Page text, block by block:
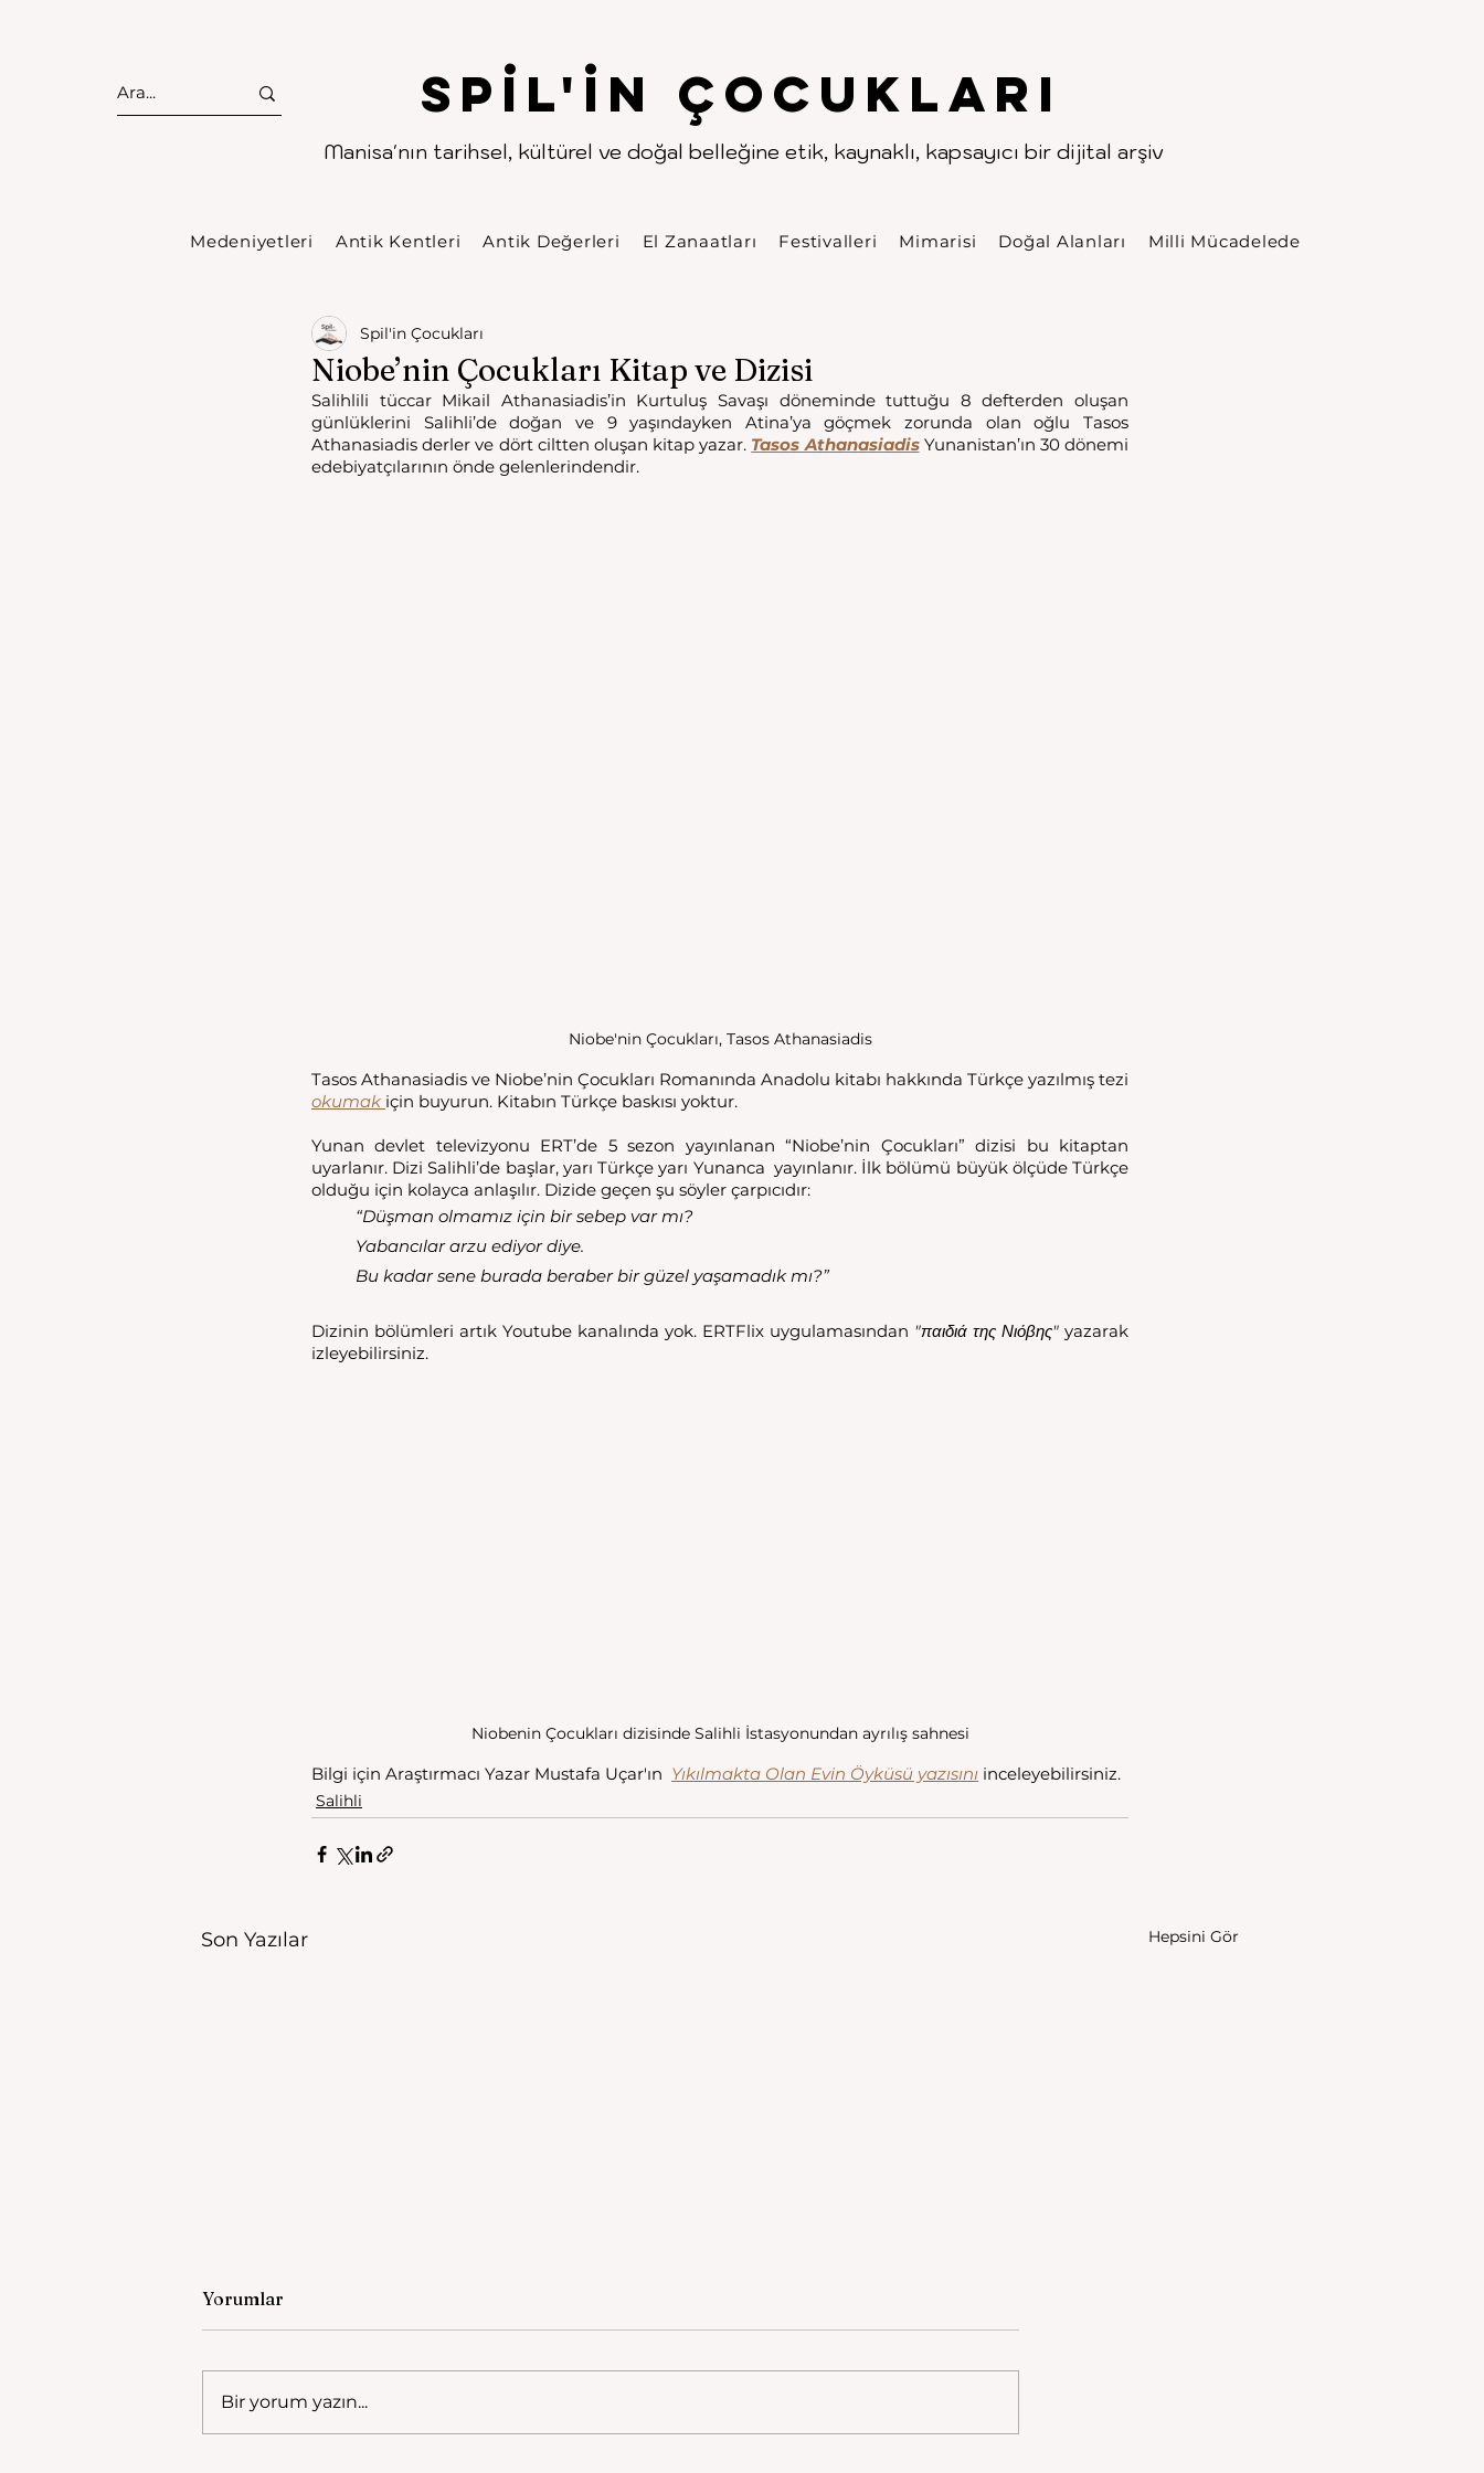
Spıl'in Çocukları
Manisa'nın tarihsel, kültürel ve doğal belleğine etik, kaynaklı, kapsayıcı bir dijital arşiv
. .
Medeniyetleri Antik Kentleri Antik Değerleri El Zanaatları Festivalleri Mimarisi Doğal Alanları Milli Mücadelede
Niobe’nin Çocukları Kitap ve Dizisi
Spil'in Çocukları
Salihlili tüccar Mikail Athanasiadis’in Kurtuluş Savaşı döneminde tuttuğu 8 defterden oluşan
günlüklerini Salihli’de doğan ve 9 yaşındayken Atina’ya göçmek zorunda olan oğlu Tasos
Athanasiadis derler ve dört ciltten oluşan kitap yazar. Tasos Athanasiadis Yunanistan’ın 30 dönemi
edebiyatçılarının önde gelenlerindendir.
Niobe'nin Çocukları, Tasos Athanasiadis
okumak için buyurun. Kitabın Türkçe baskısı yoktur.
Yunan devlet televizyonu ERT’de 5 sezon yayınlanan “Niobe’nin Çocukları” dizisi bu kitaptan
uyarlanır. Dizi Salihli’de başlar, yarı Türkçe yarı Yunanca  yayınlanır. İlk bölümü büyük ölçüde Türkçe
olduğu için kolayca anlaşılır. Dizide geçen şu söyler çarpıcıdır:
“Düşman olmamız için bir sebep var mı?
Yabancılar arzu ediyor diye.
Bu kadar sene burada beraber bir güzel yaşamadık mı?”
Dizinin bölümleri artık Youtube kanalında yok. ERTFlix uygulamasından "παιδιά της Νιόβης" yazarak
izleyebilirsiniz.
Niobenin Çocukları dizisinde Salihli İstasyonundan ayrılış sahnesi
Bilgi için Araştırmacı Yazar Mustafa Uçar'ın Yıkılmakta Olan Evin Öyküsü yazısını inceleyebilirsiniz.
Salihli
Son Yazılar Hepsini Gör
Yorumlar
Bir yorum yazın...